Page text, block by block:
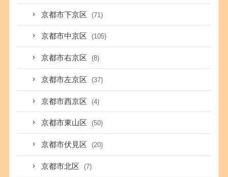
京都市下京区 (71)
京都市中京区 (105)
京都市右京区 (8)
京都市左京区 (37)
京都市西京区 (4)
京都市東山区 (50)
京都市伏見区 (20)
京都市北区 (7)